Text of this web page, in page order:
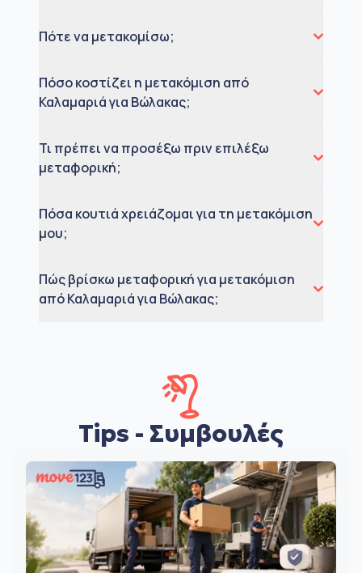
Πότε να μετακομίσω;
Πόσο κοστίζει η μετακόμιση από
Καλαμαριά για Βώλακας;
Τι πρέπει να προσέξω πριν επιλέξω
μεταφορική;
Πόσα κουτιά χρειάζομαι για τη μετακόμιση
μου;
Πώς βρίσκω μεταφορική για μετακόμιση
από Καλαμαριά για Βώλακας;
Tips - Συμβουλές